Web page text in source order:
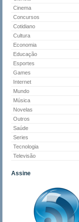
Cinema
Concursos
Cotidiano
Cultura
Economia
Educação
Esportes
Games
Internet
Mundo
Música
Novelas
Outros
Saúde
Series
Tecnologia
Televisão
Assine